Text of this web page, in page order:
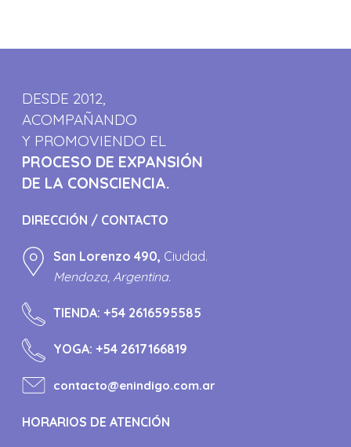
DESDE 2012,
ACOMPAÑANDO
Y PROMOVIENDO EL
PROCESO DE EXPANSIÓN
DE LA CONSCIENCIA.
DIRECCIÓN / CONTACTO
San Lorenzo 490, Ciudad.
Mendoza, Argentina.
TIENDA:+54 2616595585
YOGA:+54 2617166819
contacto@enindigo.com.ar
HORARIOS DE ATENCIÓN